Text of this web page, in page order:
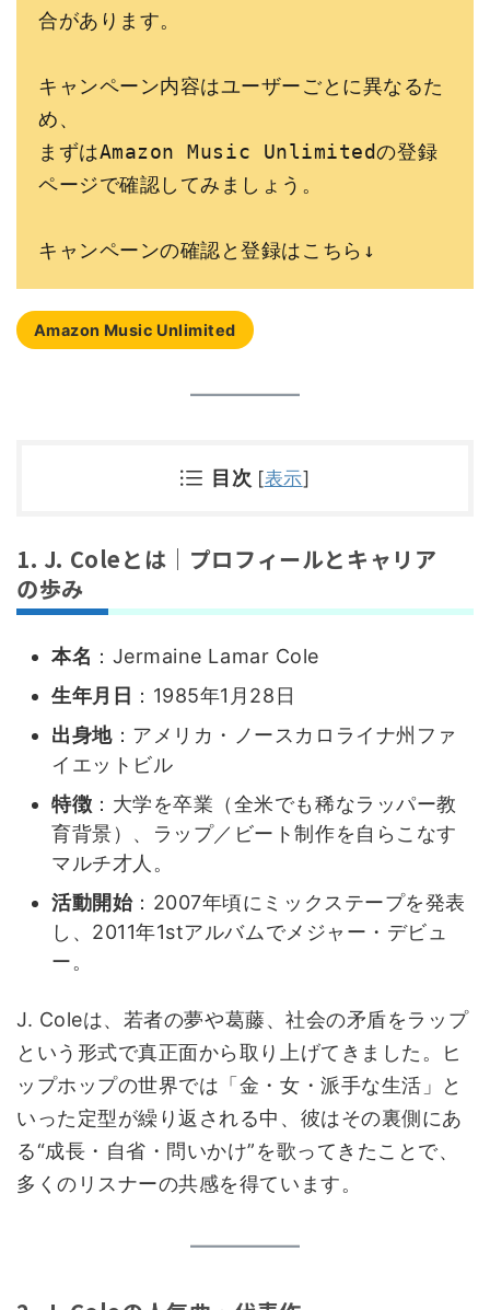
合があります。
キャンペーン内容はユーザーごとに異なるた
め、
まずはAmazon Music Unlimitedの登録
ページで確認してみましょう。
キャンペーンの確認と登録はこちら↓
Amazon Music Unlimited
目次 [表示]
1. J. Coleとは｜プロフィールとキャリア
の歩み
本名 ：Jermaine Lamar Cole
生年月日 ：1985年1月28日
出身地：アメリカ・ノースカロライナ州ファ
イエットビル
特徴 ：大学を卒業（全米でも稀なラッパー教
育背景）、ラップ／ビート制作を自らこなす
マルチ才人。
活動開始：2007年頃にミックステープを発表
し、2011年1stアルバムでメジャー・デビュ
ー。
J. Coleは、若者の夢や葛藤、社会の矛盾をラップ
という形式で真正面から取り上げてきました。ヒ
ップホップの世界では「金・女・派手な生活」と
いった定型が繰り返される中、彼はその裏側にあ
る“成長・自省・問いかけ”を歌ってきたことで、
多くのリスナーの共感を得ています。